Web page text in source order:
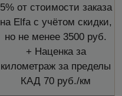
5% от стоимости заказа
на Elfa с учётом скидки,
но не менее 3500 руб.
+ Наценка за
километраж за пределы
КАД 70 руб./км